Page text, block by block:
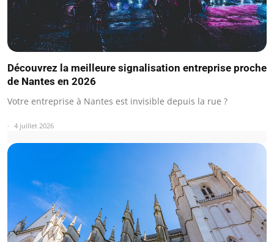
Découvrez la meilleure signalisation entreprise proche
de Nantes en 2026
Votre entreprise à Nantes est invisible depuis la rue ?
4 juillet 2026